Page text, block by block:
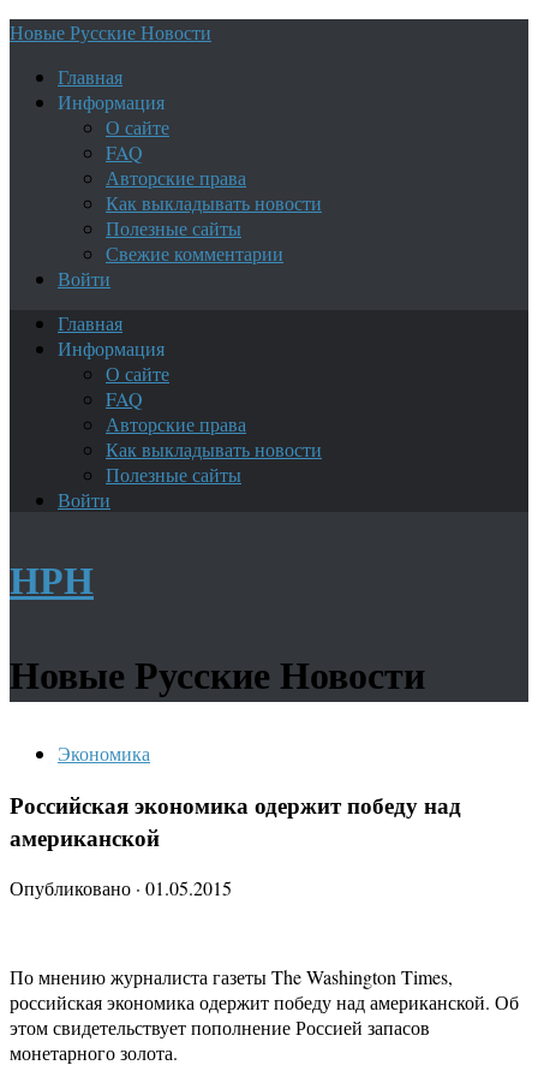
Новые Русские Новости
Главная
Информация
О сайте
FAQ
Авторские права
Как выкладывать новости
Полезные сайты
Свежие комментарии
Войти
Главная
Информация
О сайте
FAQ
Авторские права
Как выкладывать новости
Полезные сайты
Войти
НРН
Новые Русские Новости
Экономика
Российская экономика одержит победу над
американской
Опубликовано · 01.05.2015
По мнению журналиста газеты The Washington Times,
российская экономика одержит победу над американской. Об
этом свидетельствует пополнение Россией запасов
монетарного золота.